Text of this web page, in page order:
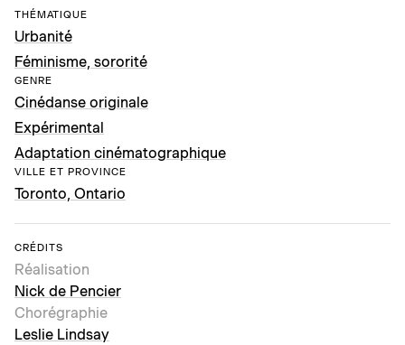
THÉMATIQUE
Urbanité
Féminisme, sororité
GENRE
Cinédanse originale
Expérimental
Adaptation cinématographique
VILLE ET PROVINCE
Toronto, Ontario
CRÉDITS
Réalisation
Nick de Pencier
Chorégraphie
Leslie Lindsay